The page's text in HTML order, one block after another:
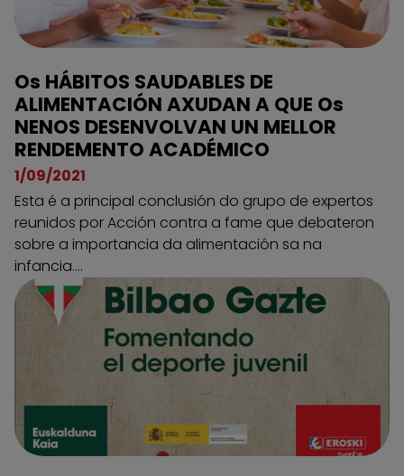
Os HÁBITOS SAUDABLES DE
ALIMENTACIÓN AXUDAN A QUE Os
NENOS DESENVOLVAN UN MELLOR
RENDEMENTO ACADÉMICO
1/09/2021
Esta é a principal conclusión do grupo de expertos
reunidos por Acción contra a fame que debateron
sobre a importancia da alimentación sa na
infancia....